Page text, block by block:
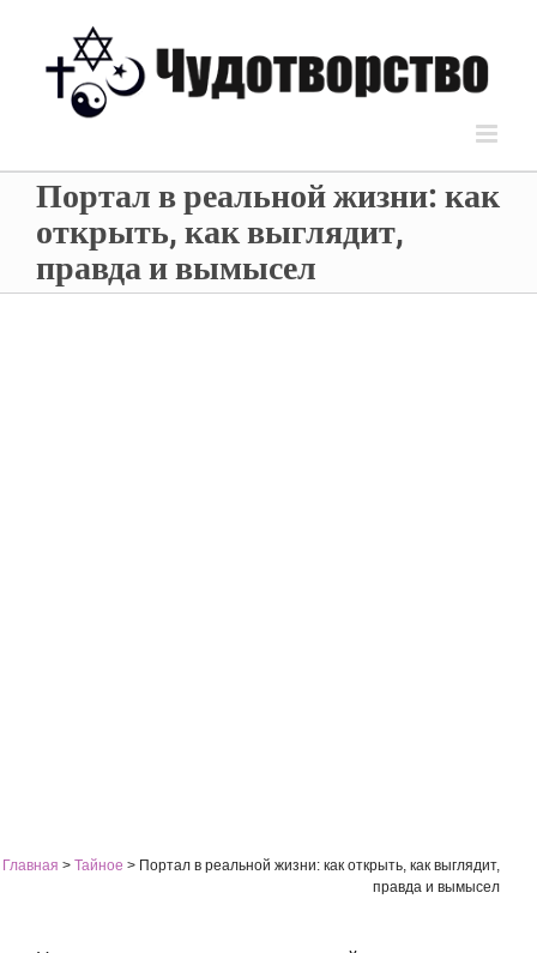
Портал в реальной жизни: как
открыть, как выглядит,
правда и вымысел
Главная > Тайное > Портал в реальной жизни: как открыть, как выглядит,
правда и вымысел